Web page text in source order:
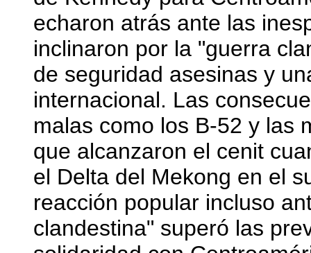
echaron atrás ante las
inclinaron por la "guerra
de seguridad asesinas y
internacional. Las
malas como los B-52 y las
que alcanzaron el cenit
el Delta del Mekong en el
reacción popular incluso
clandestina" superó las